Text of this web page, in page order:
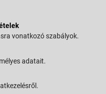
vonatkozó szabályok.
adatait.